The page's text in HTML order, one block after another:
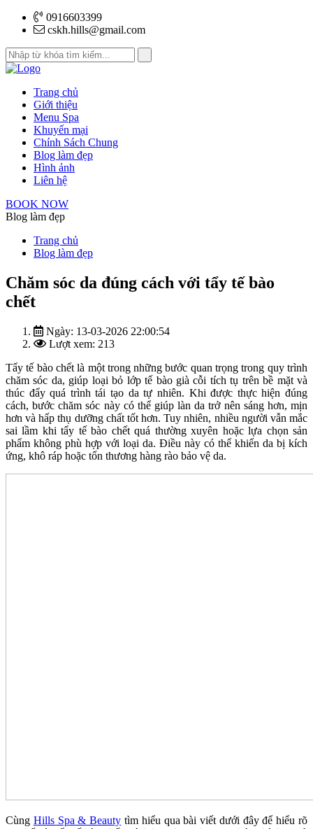
0916603399
cskh.hills@gmail.com
Trang chủ
Giới thiệu
Menu Spa
Khuyến mại
Chính Sách Chung
Blog làm đẹp
Hình ảnh
Liên hệ
BOOK NOW
Blog làm đẹp
Trang chủ
Blog làm đẹp
Chăm sóc da đúng cách với tẩy tế bào
chết
Ngày: 13-03-2026 22:00:54
Lượt xem: 213
Tẩy tế bào chết là một trong những bước quan trọng trong quy trình
chăm sóc da, giúp loại bỏ lớp tế bào già cỗi tích tụ trên bề mặt và
thúc đẩy quá trình tái tạo da tự nhiên. Khi được thực hiện đúng
cách, bước chăm sóc này có thể giúp làn da trở nên sáng hơn, mịn
hơn và hấp thụ dưỡng chất tốt hơn. Tuy nhiên, nhiều người vẫn mắc
sai lầm khi tẩy tế bào chết quá thường xuyên hoặc lựa chọn sản
phẩm không phù hợp với loại da. Điều này có thể khiến da bị kích
ứng, khô ráp hoặc tổn thương hàng rào bảo vệ da.
Cùng Hills Spa & Beauty tìm hiểu qua bài viết dưới đây để hiểu rõ